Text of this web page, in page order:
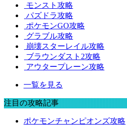
モンスト攻略
パズドラ攻略
ポケモンGO攻略
グラブル攻略
崩壊スターレイル攻略
ブラウンダスト2攻略
アウタープレーン攻略
一覧を見る
注目の攻略記事
ポケモンチャンピオンズ攻略